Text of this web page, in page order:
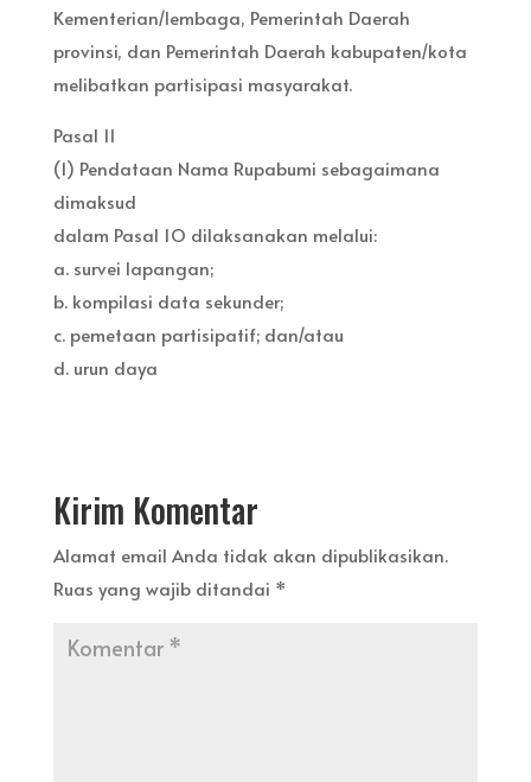
Kementerian/lembaga, Pemerintah Daerah
provinsi, dan Pemerintah Daerah kabupaten/kota
melibatkan partisipasi masyarakat.
Pasal 11
(1) Pendataan Nama Rupabumi sebagaimana
dimaksud
dalam Pasal 1O dilaksanakan melalui:
a. survei lapangan;
b. kompilasi data sekunder;
c. pemetaan partisipatif; dan/atau
d. urun daya
Kirim Komentar
Alamat email Anda tidak akan dipublikasikan.
Ruas yang wajib ditandai *